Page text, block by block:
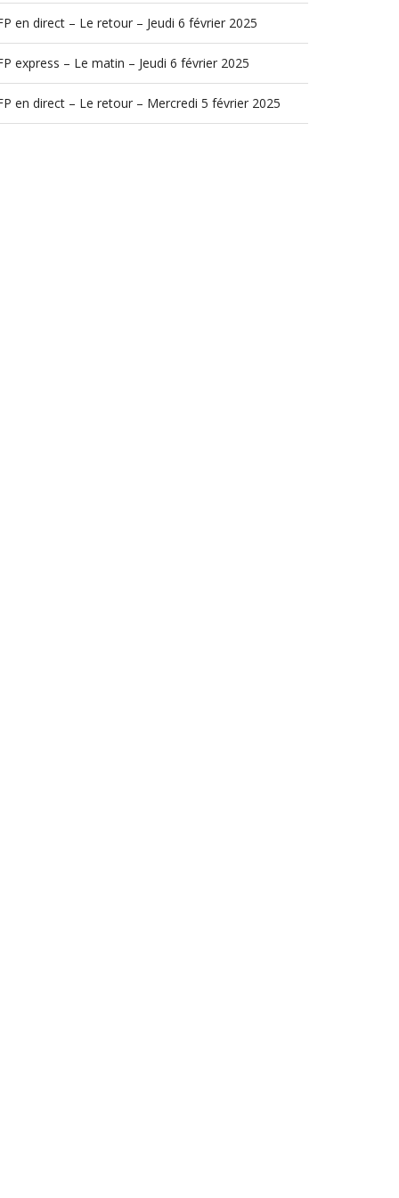
en direct – Le retour – Jeudi 6 février 2025
express – Le matin – Jeudi 6 février 2025
en direct – Le retour – Mercredi 5 février 2025